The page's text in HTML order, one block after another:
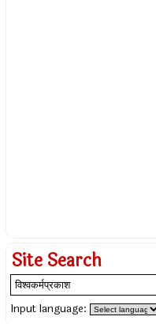
Site Search
Input language: